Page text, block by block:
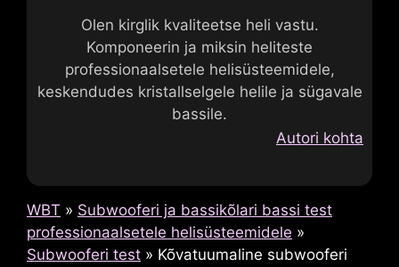
Olen kirglik kvaliteetse heli vastu.
Komponeerin ja miksin heliteste
professionaalsetele helisüsteemidele,
keskendudes kristallselgele helile ja sügavale
bassile.
Autori kohta
WBT » Subwooferi ja bassikõlari bassi test
professionaalsetele helisüsteemidele »
Subwooferi test » Kõvatuumaline subwooferi